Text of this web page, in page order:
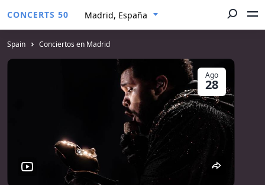
CONCERTS 50 Madrid, España
Spain Conciertos en Madrid
Ago
28